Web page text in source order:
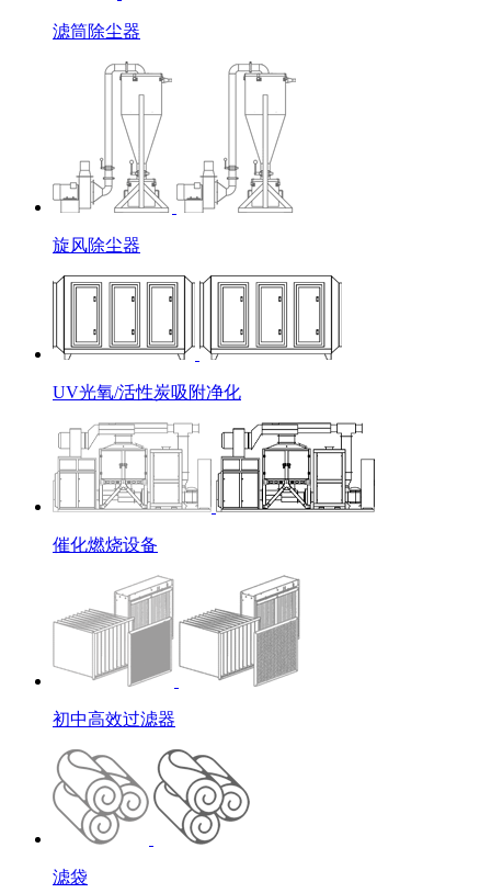
滤筒除尘器
旋风除尘器
UV光氧/活性炭吸附净化
催化燃烧设备
初中高效过滤器
滤袋